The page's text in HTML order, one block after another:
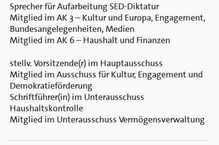
Sprecher für Aufarbeitung SED-Diktatur
Mitglied im AK 3 – Kultur und Europa, Engagement,
Bundesangelegenheiten, Medien
Mitglied im AK 6 – Haushalt und Finanzen
stellv. Vorsitzende(r) im Hauptausschuss
Mitglied im Ausschuss für Kultur, Engagement und
Demokratieförderung
Schriftführer(in) im Unterausschuss
Haushaltskontrolle
Mitglied im Unterausschuss Vermögensverwaltung